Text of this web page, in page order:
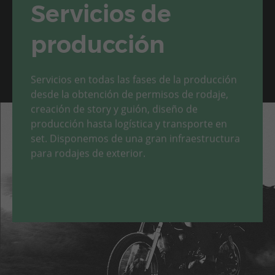
Servicios de
producción
Servicios en todas las fases de la producción
desde la obtención de permisos de rodaje,
creación de story y guión, diseño de
producción hasta logística y transporte en
set. Disponemos de una gran infraestructura
para rodajes de exterior.